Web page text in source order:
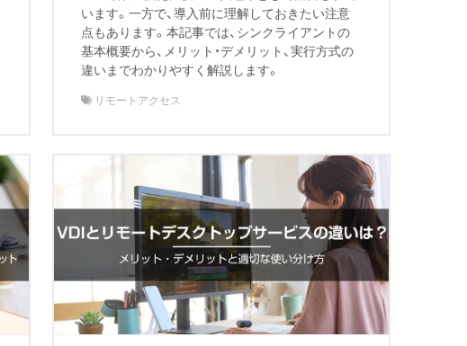
います。一方で、導入前に理解しておきたい注意
点もあります。本記事では、シンクライアントの
基本概要から、メリット・デメリット、実行方式の
違いまでわかりやすく解説します。
リモートアクセス